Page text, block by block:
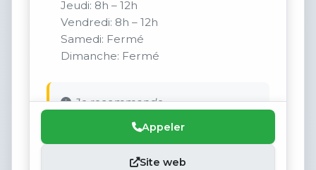
Jeudi: 8h – 12h
Vendredi: 8h – 12h
Samedi: Fermé
Dimanche: Fermé
Je recommande
Appeler
Site web